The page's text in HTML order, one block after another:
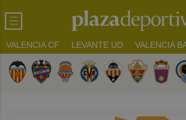
VALENCIA CF LEVANTE UD VALENCIA